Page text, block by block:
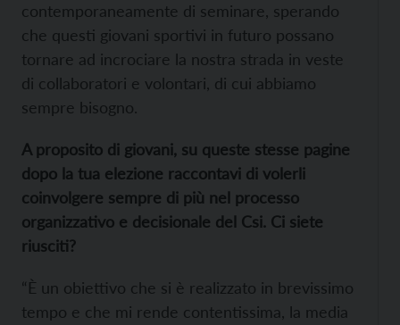
contemporaneamente di seminare, sperando
che questi giovani sportivi in futuro possano
tornare ad incrociare la nostra strada in veste
di collaboratori e volontari, di cui abbiamo
sempre bisogno.
A proposito di giovani, su queste stesse pagine
dopo la tua elezione raccontavi di volerli
coinvolgere sempre di più nel processo
organizzativo e decisionale del Csi. Ci siete
riusciti?
“È un obiettivo che si è realizzato in brevissimo
tempo e che mi rende contentissima, la media